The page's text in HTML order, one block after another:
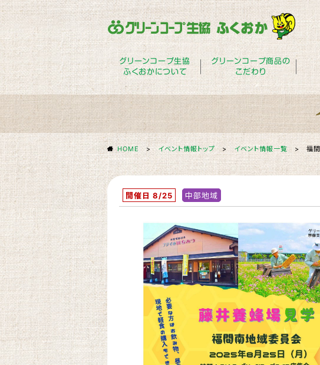
グリーンコープ生協
ふくおかについて
グリーンコープ商品の
こだわり
HOME > イベント情報トップ> イベント情報一覧> 福
開催日 8/25 中部地域